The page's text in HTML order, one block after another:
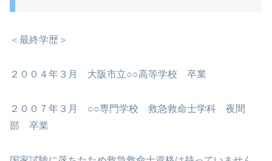
＜最終学歴＞
２００４年３月 大阪市立○○高等学校 卒業
２００７年３月 ○○専門学校 救急救命士学科 夜間
部 卒業